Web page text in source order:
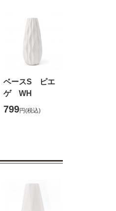
ベースS ピエ
ゲ WH
799円(税込)